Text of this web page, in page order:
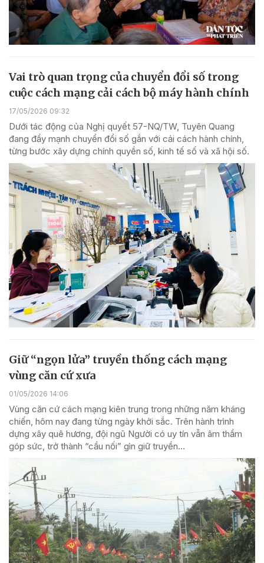
Vai trò quan trọng của chuyển đổi số trong
cuộc cách mạng cải cách bộ máy hành chính
17/05/2026 09:32
Dưới tác động của Nghị quyết 57-NQ/TW, Tuyên Quang
đang đẩy mạnh chuyển đổi số gắn với cải cách hành chính,
từng bước xây dựng chính quyền số, kinh tế số và xã hội số.
Giữ “ngọn lửa” truyền thống cách mạng
vùng căn cứ xưa
01/05/2026 14:06
Vùng căn cứ cách mạng kiên trung trong những năm kháng
chiến, hôm nay đang từng ngày khởi sắc. Trên hành trình
dựng xây quê hương, đội ngũ Người có uy tín vẫn âm thầm
góp sức, trở thành “cầu nối” gìn giữ truyền...